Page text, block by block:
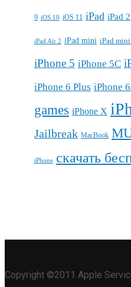
9 iOS 10 iOS 11 iPad iPad 2
iPad Air 2 iPad mini iPad mini
iPhone 5 iPhone 5C
iPhone 6 Plus iPhone
games iPhone X
Jailbreak MacBook
iPhone скачать
Copyright ©2011 Apple